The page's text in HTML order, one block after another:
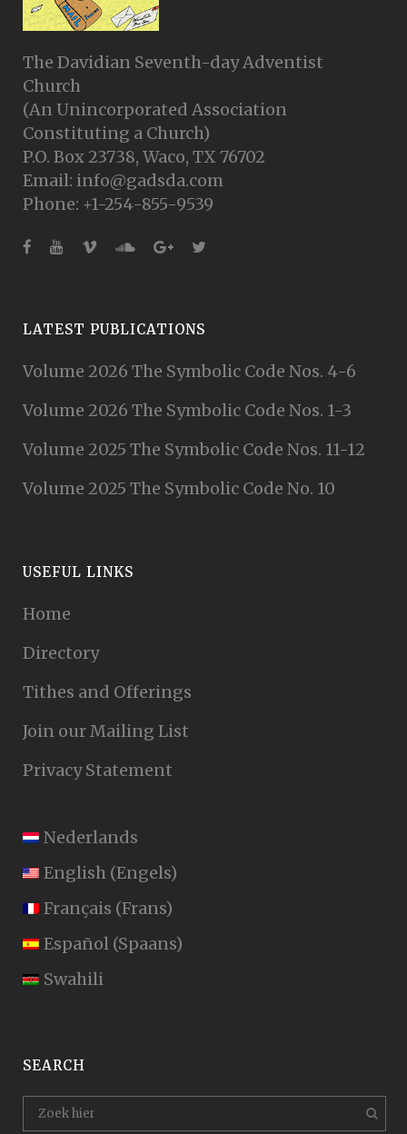
The Davidian Seventh-day Adventist
Church
(An Unincorporated Association
Constituting a Church)
P.O. Box 23738, Waco, TX 76702
Email: info@gadsda.com
Phone: +1-254-855-9539
LATEST PUBLICATIONS
Volume 2026 The Symbolic Code Nos. 4-6
Volume 2026 The Symbolic Code Nos. 1-3
Volume 2025 The Symbolic Code Nos. 11-12
Volume 2025 The Symbolic Code No. 10
USEFUL LINKS
Home
Directory
Tithes and Offerings
Join our Mailing List
Privacy Statement
Nederlands
English (Engels)
Français (Frans)
Español (Spaans)
Swahili
SEARCH